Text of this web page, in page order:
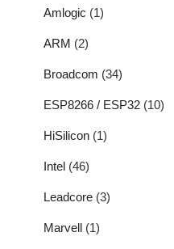
Amlogic (1)
ARM (2)
Broadcom (34)
ESP8266 / ESP32 (10)
HiSilicon (1)
Intel (46)
Leadcore (3)
Marvell (1)